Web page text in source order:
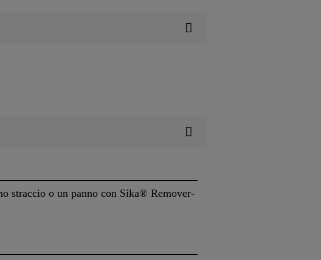
straccio o un panno con Sika® Remover-